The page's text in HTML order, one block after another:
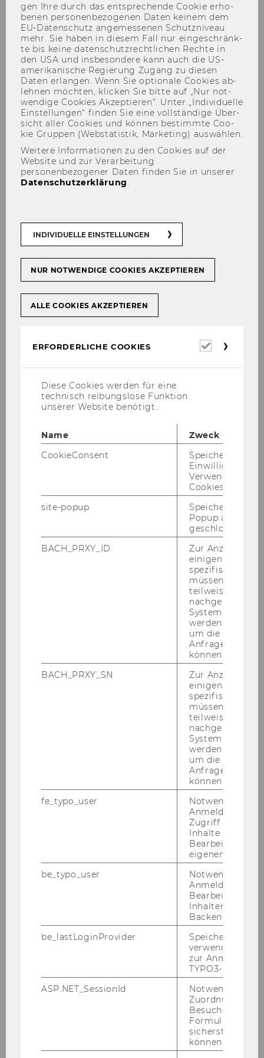
Netzwerktreffen WU-
Jubiläumsfonds der Stadt Wien
Am 13. Ok­to­ber 2021 fand an der WU das dies­
statt. Bei die­
ser Ver­an­stal­tung war das NPO & SE Kom­pe­
tenz­zen­trum gleich dop­pelt ver­tre­ten. Ei­ner­
, der die Stu­die
"Schutz­schild Ge­mein­we­sen? Über Wir­kun­gen
und Wert von Ge­mein­we­sen­pro­jek­ten in Wien
an­ge­sichts der Covid-​19 Krise" vor­stell­te und
an­de­rer­seits durch Peter Van­dor mit der Stu­die
"Covid-​19: Ka­ta­ly­sa­tor für In­no­va­tio­nen in So­zi­
Rund um die Key­note und Pit­ches der ins­ge­
samt 16 ge­för­der­ten Pro­jek­te ergab sich auch
die Mög­lich­keit, sich vor Ort mit Kol­le­gin­nen
und Kol­le­gen aber auch Be­su­cher*innen von
Or­ga­ni­sa­tio­nen, die der Ein­la­dung der WU ge­
Eine Über­sicht über alle Pro­jek­te fin­den Sie
https://www.wu.ac.at/netz­werk­tref­fen/
Christian Grünhaus bei der hybriden
gen Ihre durch das ent­spre­chen­de Coo­kie er­ho­
be­nen per­so­nen­be­zo­ge­nen Daten kei­nem dem
EU-​Datenschutz an­ge­mes­se­nen Schutz­ni­veau
mehr. Sie haben in die­sem Fall nur ein­ge­schränk­
te bis keine da­ten­schutz­recht­li­chen Rech­te in
den USA und ins­be­son­de­re kann auch die US-​
amerikanische Re­gie­rung Zu­gang zu die­sen
Daten er­lan­gen. Wenn Sie op­tio­na­le Coo­kies ab­
leh­nen möch­ten, kli­cken Sie bitte auf „Nur not­
wen­di­ge Coo­kies Ak­zep­tie­ren“. Unter „In­di­vi­du­el­le
Ein­stel­lun­gen“ fin­den Sie eine voll­stän­di­ge Über­
sicht aller Coo­kies und kön­nen be­stimm­te Coo­
kie Grup­pen (Web­sta­tis­tik, Mar­ke­ting) aus­wäh­len.
Weitere Informationen zu den Cookies auf der
Website und zur Verarbeitung
personenbezogener Daten finden Sie in unserer
Datenschutzerklärung
INDIVIDUELLE EINSTELLUNGEN
NUR NOTWENDIGE COOKIES AKZEPTIEREN
ALLE COOKIES AKZEPTIEREN
ERFORDERLICHE COOKIES
Diese Cookies werden für eine
technisch reibungslose Funktion
unserer Website benötigt.
Name
Zweck
CookieConsent
Speichert Ihre
Einwilligung zur
Verwendung von
Cookies.
site-popup
Speichert ob ein
Popup
geschlossen
BACH_PRXY_ID
Zur Anzeige von
einigen WU-
spezifischen
müssen
teilweise von
nachgelagerten
System
werden.
um die Antwort
Anfrage
können.
BACH_PRXY_SN
Zur Anzeige von
einigen WU-
spezifischen
müssen
teilweise von
nachgelagerten
System
werden.
um die Antwort
Anfrage
können.
fe_typo_user
Notwendig für
Anmeldung und
Zugriff auf
Inhalte oder zur
Bearbeitung des
eigenen Profils.
be_typo_user
Notwendig für
Anmeldung und
Bearbeitung von
Inhalten im
Backend.
be_lastLoginProvider
Speichert die
verwendete
zur Anmeldung
TYPO3-Backend.
ASP.NET_SessionId
Notwendig, um
Zuordnung von
Besucher zu
sicherstellen zu
können.